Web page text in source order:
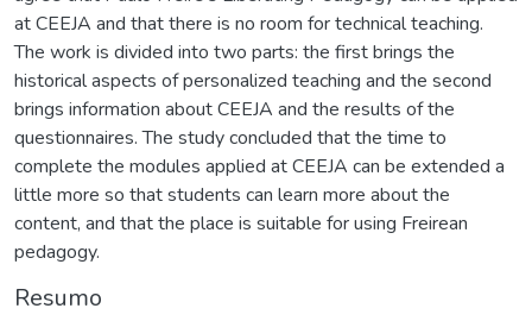
at CEEJA and that there is no room for technical teaching.
The work is divided into two parts: the first brings the
historical aspects of personalized teaching and the second
brings information about CEEJA and the results of the
questionnaires. The study concluded that the time to
complete the modules applied at CEEJA can be extended a
little more so that students can learn more about the
content, and that the place is suitable for using Freirean
pedagogy.
Resumo